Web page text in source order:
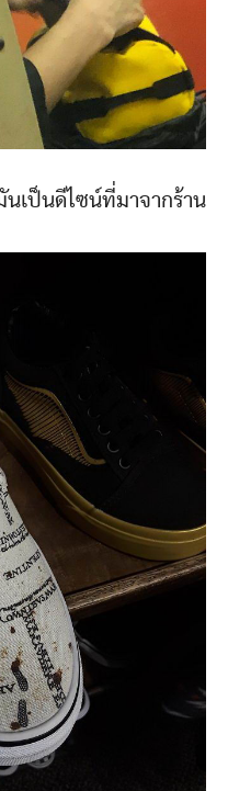
นเป็นดีไซน์ที่มาจากร้าน